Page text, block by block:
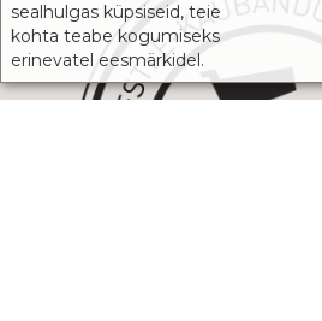
sealhulgas küpsiseid, teie
kohta teabe kogumiseks
erinevatel eesmärkidel.